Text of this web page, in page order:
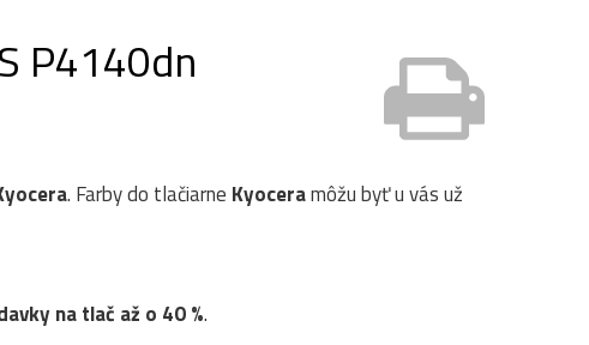
P4140dn
. Farby do tlačiarne Kyoceramôžu byť u vás už
na tlač až o 40 %.